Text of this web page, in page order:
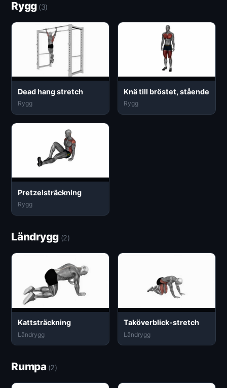
Rygg (3)
Dead hang stretch
Rygg
Knä till bröstet, stående
Rygg
Pretzelsträckning
Rygg
Ländrygg (2)
Kattsträckning
Ländrygg
Taköverblick-stretch
Ländrygg
Rumpa (2)